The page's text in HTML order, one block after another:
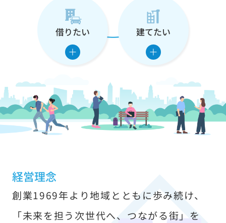
え
ま
す
借りたい 建てたい
経営理念
創業1969年より地域とともに歩み続け、
「未来を担う次世代へ、つながる街」を